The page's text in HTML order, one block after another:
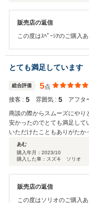
販売店の返信
この度はｽﾍﾟｰｼｱのご購入
お待ちしております！
とても満足しています
総合評価 5点
接客 : 5 雰囲気 : 5 アフタ
商談の際からスムーズにやり
安かったのでとても満足して
いただけたこともありがたか
もメンテナンス等でお願い
いました。
あむ
購入年月： 2023/10
購入した車：スズキ ソリオ
販売店の返信
この度はソリオのご購入